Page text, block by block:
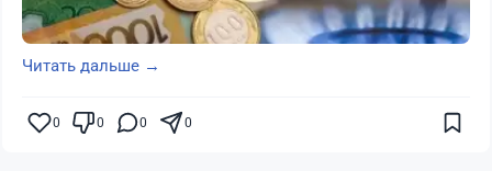
Читать дальше →
0 0 0 0